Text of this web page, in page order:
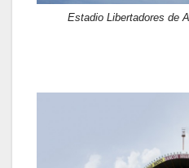
Estadio Libertadores de